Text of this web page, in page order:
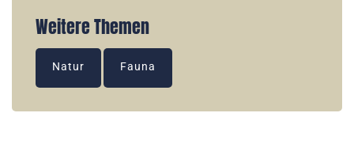
Weitere Themen
Natur Fauna